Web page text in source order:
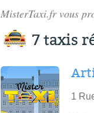
MisterTaxi.fr vous
7 taxis
1